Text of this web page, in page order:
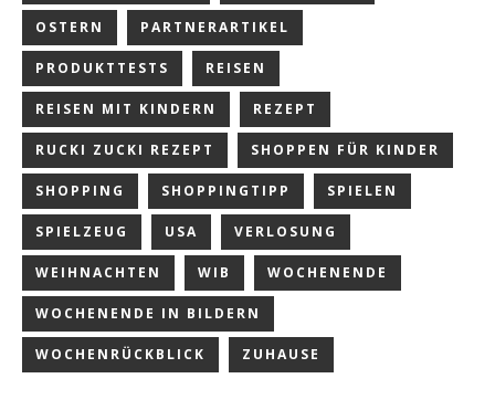
OSTERN PARTNERARTIKEL
PRODUKTTESTS REISEN
REISEN MIT KINDERN REZEPT
RUCKI ZUCKI REZEPT SHOPPEN FÜR KINDER
SHOPPING SHOPPINGTIPP SPIELEN
SPIELZEUG USA VERLOSUNG
WEIHNACHTEN WIB WOCHENENDE
WOCHENENDE IN BILDERN
WOCHENRÜCKBLICK ZUHAUSE